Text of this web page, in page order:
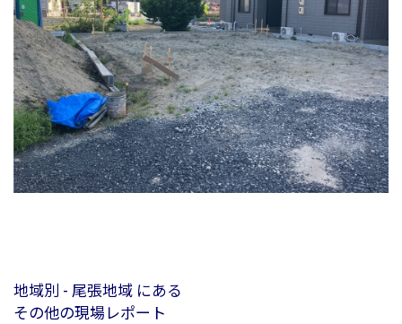
地域別 - 尾張地域 にある
その他の現場レポート